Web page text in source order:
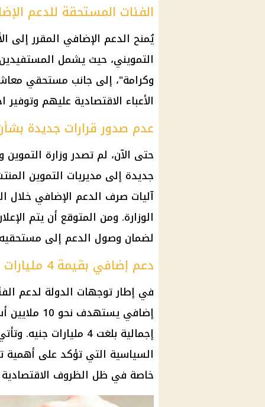
الفئات المستحقة للدعم
يُمنح الدعم الإضافي المقرر إلى
التمويني، حيث يشمل
وكرامة"، إلى جانب مستحقي
الأعباء الاقتصادية عليهم
عدم صدور قرارات جديدة
حتى الآن، لم تصدر وزارة
جديدة إلى مديريات التموين
آليات صرف الدعم الإضافي خلال
الوزارة. ومن المتوقع أن يتم
لضمان وصول الدعم إلى
دعم إضافي بقيمة 4 مليارات جنيه
في إطار توجهات الدولة لدعم
إضافي
إجمالية بلغت 4
السياسية التي تؤكد على أهمية
خاصة في ظل الظروف الاقتصادية